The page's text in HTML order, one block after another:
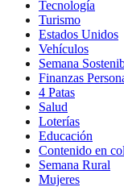
Tecnología
Turismo
Estados Unidos
Vehículos
Semana
Finanzas
4 Patas
Salud
Loterías
Educación
Contenido en
Semana Rural
Mujeres